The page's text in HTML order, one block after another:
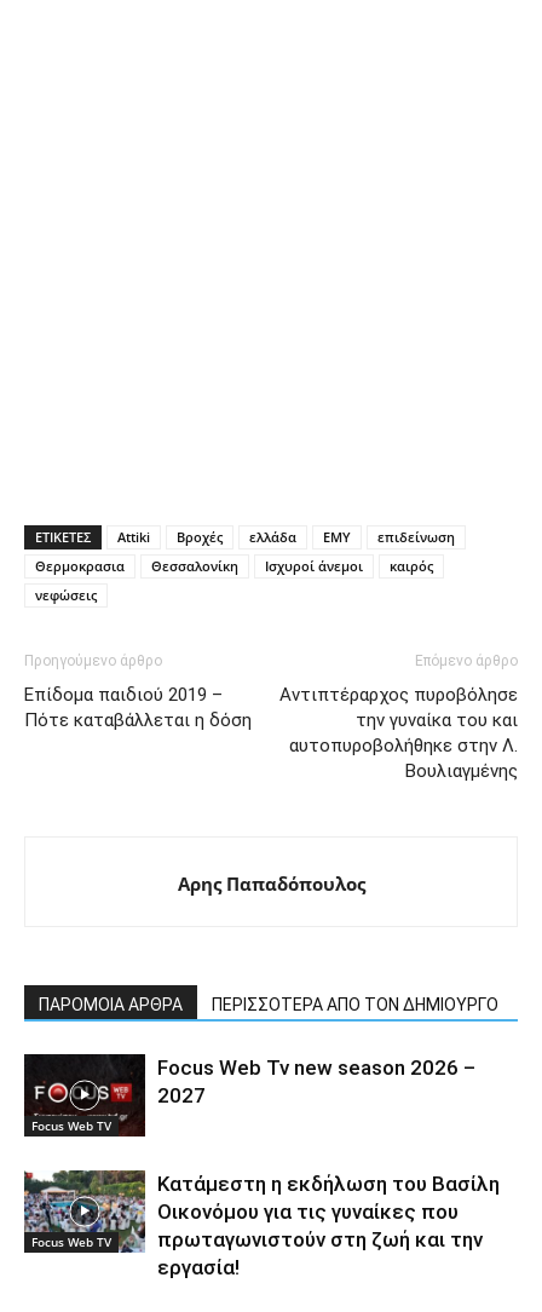
ΕΤΙΚΕΤΕΣ Attiki Βροχές ελλάδα ΕΜΥ
επιδείνωση
Θερμοκρασια
Θεσσαλονίκη Ισχυροί άνεμοι
καιρός
νεφώσεις
Προηγούμενο άρθρο
Επίδομα παιδιού 2019 –
Πότε καταβάλλεται η δόση
Επόμενο άρθρο
Αντιπτέραρχος πυροβόλησε
την γυναίκα του και
αυτοπυροβολήθηκε στην Λ.
Βουλιαγμένης
Αρης Παπαδόπουλος
ΠΑΡΟΜΟΙΑ ΑΡΘΡΑ ΠΕΡΙΣΣΟΤΕΡΑ ΑΠΟ ΤΟΝ ΔΗΜΙΟΥΡΓΟ
Focus Web TV
Focus Web Tv new season 2026 –
2027
Focus Web TV
Κατάμεστη η εκδήλωση του Βασίλη
Οικονόμου για τις γυναίκες που
πρωταγωνιστούν στη ζωή και την
εργασία!